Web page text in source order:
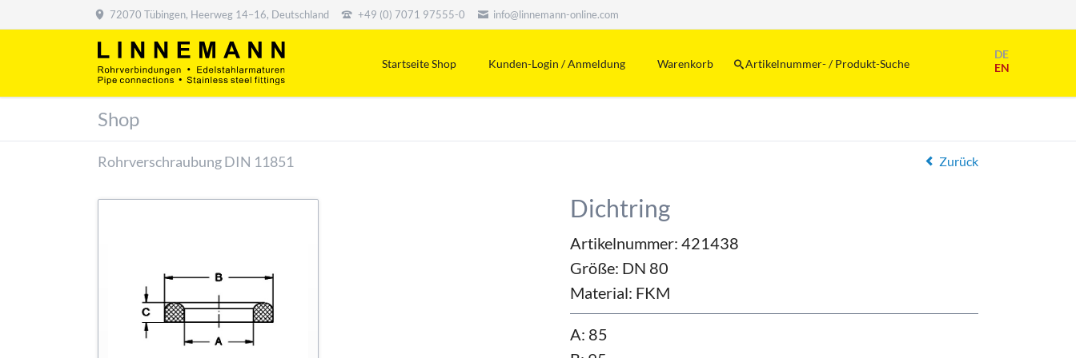
72070 Tübingen, Heerweg 14–16, Deutschland +49 (0) 7071 97555-0 info@linnemann-online.com
DE
EN
überspringen
Startseite Shop Kunden-Login / Anmeldung Warenkorb Artikelnummer- / Produkt-Suche
Shop
Zurück
Rohrverschraubung DIN 11851
Dichtring
Artikelnummer: 421438
Größe: DN 80
Material: FKM
A: 85